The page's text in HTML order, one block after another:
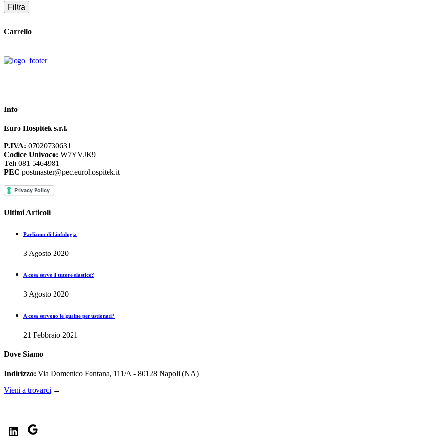
Filtra
Carrello
Info
Euro Hospitek s.r.l.
P.IVA: 07020730631
Codice Univoco: W7YVJK9
Tel: 081 5464981
PEC postmaster@pec.eurohospitek.it
Ultimi Articoli
Parliamo di Linfologia
3 Agosto 2020
A cosa serve il tutore elastico?
3 Agosto 2020
A cosa servono le guaine per ustionati?
21 Febbraio 2021
Dove Siamo
Indirizzo: Via Domenico Fontana, 111/A - 80128 Napoli (NA)
Vieni a trovarci →
LinkedInGoogle